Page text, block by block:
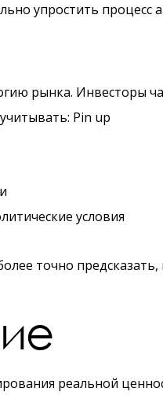
упростить
рынка. Инвесторы
Pin up
условия
точно
реальной